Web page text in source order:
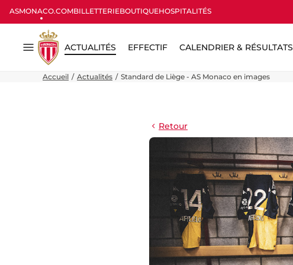
ASMONACO.COMBILLETTERIEBOUTIQUEHOSPITALITÉS
Menu
ACTUALITÉS EFFECTIF CALENDRIER & RÉSULTATS
Accueil Actualités Standard de Liège - AS Monaco en images
Retour